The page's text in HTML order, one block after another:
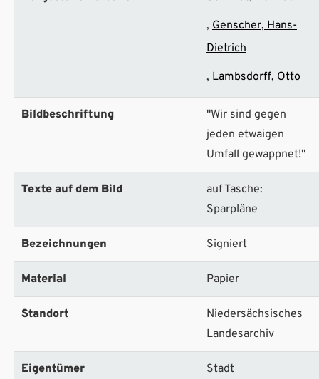
Genscher, Hans-
Dietrich
Lambsdorff, Otto
Bildbeschriftung
"Wir sind gegen
jeden etwaigen
Umfall gewappnet!"
Texte auf dem Bild
auf Tasche:
Sparpläne
Bezeichnungen Signiert
Material Papier
Standort
Niedersächsisches
Landesarchiv
Eigentümer
Stadt